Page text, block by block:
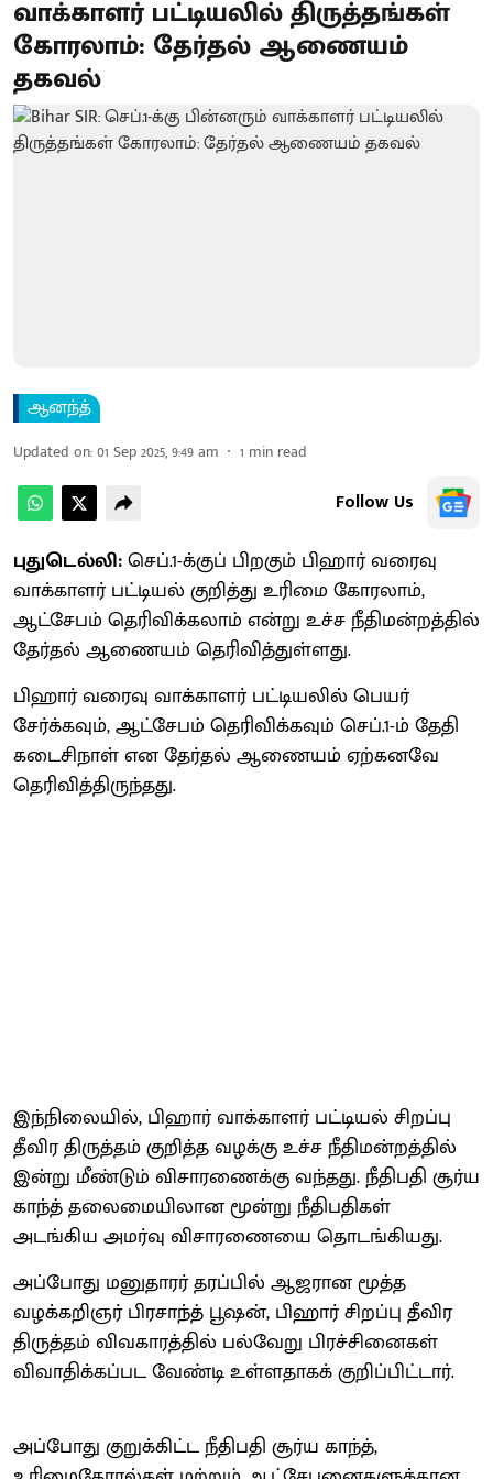
வாக்காளர் பட்டியலில் திருத்தங்கள்
கோரலாம்: தேர்தல் ஆணையம்
தகவல்
ஆனந்த்
Updated on:01 Sep 2025, 9:49 am 1 min read
Follow Us
புதுடெல்லி:செப்.1-க்குப் பிறகும் பிஹார் வரைவு
வாக்காளர் பட்டியல் குறித்து உரிமை கோரலாம்,
ஆட்சேபம் தெரிவிக்கலாம் என்று உச்ச நீதிமன்றத்தில்
தேர்தல் ஆணையம் தெரிவித்துள்ளது.
பிஹார் வரைவு வாக்காளர் பட்டியலில் பெயர்
சேர்க்கவும், ஆட்சேபம் தெரிவிக்கவும் செப்.1-ம் தேதி
கடைசிநாள் என தேர்தல் ஆணையம் ஏற்கனவே
தெரிவித்திருந்தது.
இந்நிலையில், பிஹார் வாக்காளர் பட்டியல் சிறப்பு
தீவிர திருத்தம் குறித்த வழக்கு உச்ச நீதிமன்றத்தில்
இன்று மீண்டும் விசாரணைக்கு வந்தது. நீதிபதி சூர்ய
காந்த் தலைமையிலான மூன்று நீதிபதிகள்
அடங்கிய அமர்வு விசாரணையை தொடங்கியது.
அப்போது மனுதாரர் தரப்பில் ஆஜரான மூத்த
வழக்கறிஞர் பிரசாந்த் பூஷன், பிஹார் சிறப்பு தீவிர
திருத்தம் விவகாரத்தில் பல்வேறு பிரச்சினைகள்
விவாதிக்கப்பட வேண்டி உள்ளதாகக் குறிப்பிட்டார்.
அப்போது குறுக்கிட்ட நீதிபதி சூர்ய காந்த்,